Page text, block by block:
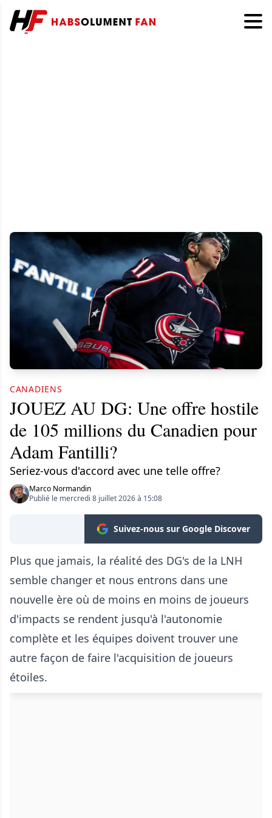
CANADIENS
JOUEZ AU DG: Une offre hostile
de 105 millions du Canadien pour
Adam Fantilli?
Seriez-vous d'accord avec une telle offre?
Marco Normandin
Publié le mercredi 8 juillet 2026 à 15:08
Suivez-nous sur Google Discover
Plus que jamais, la réalité des DG's de la LNH
semble changer et nous entrons dans une
nouvelle ère où de moins en moins de joueurs
d'impacts se rendent jusqu'à l'autonomie
complète et les équipes doivent trouver une
autre façon de faire l'acquisition de joueurs
étoiles.